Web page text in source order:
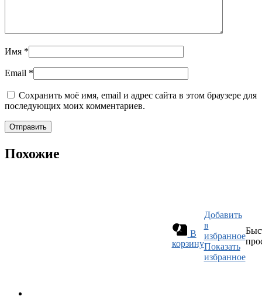
Имя *
Email *
Сохранить моё имя, email и адрес сайта в этом браузере для
последующих моих комментариев.
Похожие
В
корзину
Добавить
в
избранное
Показать
избранное